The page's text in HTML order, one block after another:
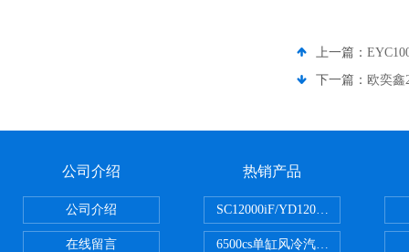
上一篇：
下一篇： 欧奕
公司介绍
公司介绍
在线留言
热销产品
SC12000iF/YD12000大疆T30用
6500cs单缸风冷汽油发电机小型